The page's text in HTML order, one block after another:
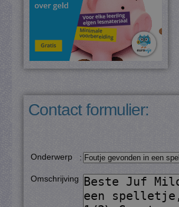
Contact formulier:
Onderwerp :
Omschrijving